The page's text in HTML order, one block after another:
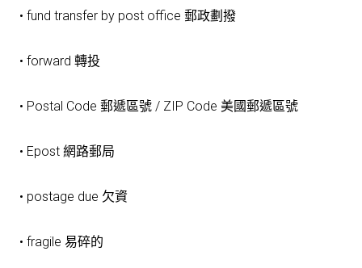
• fund transfer by post office 郵政劃撥
• forward 轉投
• Postal Code 郵遞區號 / ZIP Code 美國郵遞區號
• Epost 網路郵局
• postage due 欠資
• fragile 易碎的